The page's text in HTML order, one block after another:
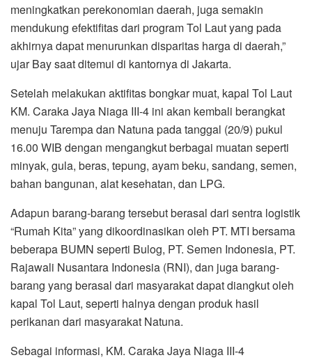
meningkatkan perekonomian daerah, juga semakin
mendukung efektifitas dari program Tol Laut yang pada
akhirnya dapat menurunkan disparitas harga di daerah,”
ujar Bay saat ditemui di kantornya di Jakarta.
Setelah melakukan aktifitas bongkar muat, kapal Tol Laut
KM. Caraka Jaya Niaga III-4 ini akan kembali berangkat
menuju Tarempa dan Natuna pada tanggal (20/9) pukul
16.00 WIB dengan mengangkut berbagai muatan seperti
minyak, gula, beras, tepung, ayam beku, sandang, semen,
bahan bangunan, alat kesehatan, dan LPG.
Adapun barang-barang tersebut berasal dari sentra logistik
“Rumah Kita” yang dikoordinasikan oleh PT. MTI bersama
beberapa BUMN seperti Bulog, PT. Semen Indonesia, PT.
Rajawali Nusantara Indonesia (RNI), dan juga barang-
barang yang berasal dari masyarakat dapat diangkut oleh
kapal Tol Laut, seperti halnya dengan produk hasil
perikanan dari masyarakat Natuna.
Sebagai informasi, KM. Caraka Jaya Niaga III-4